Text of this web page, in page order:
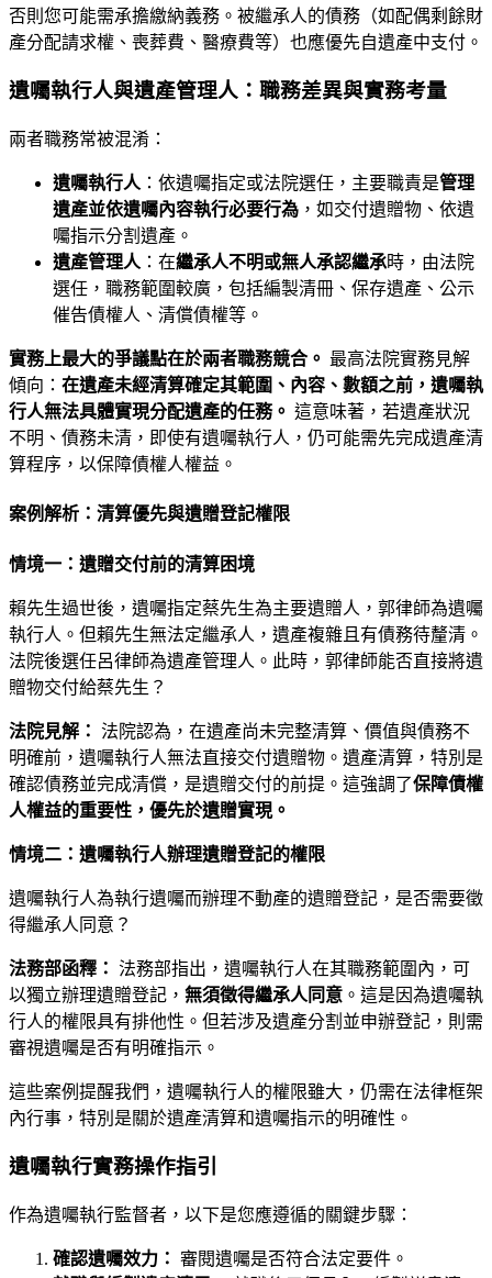
否則您可能需承擔繳納義務。被繼承人的債務（如配偶剩餘財
產分配請求權、喪葬費、醫療費等）也應優先自遺產中支付。
遺囑執行人與遺產管理人：職務差異與實務考量
兩者職務常被混淆：
遺囑執行人 ：依遺囑指定或法院選任，主要職責是管理
遺產並依遺囑內容執行必要行為 ，如交付遺贈物、依遺
囑指示分割遺產。
遺產管理人 ：在繼承人不明或無人承認繼承時，由法院
選任，職務範圍較廣，包括編製清冊、保存遺產、公示
催告債權人、清償債權等。
實務上最大的爭議點在於兩者職務競合。 最高法院實務見解
傾向： 在遺產未經清算確定其範圍、內容、數額之前，遺囑執
行人無法具體實現分配遺產的任務。 這意味著，若遺產狀況
不明、債務未清，即使有遺囑執行人，仍可能需先完成遺產清
算程序，以保障債權人權益。
案例解析：清算優先與遺贈登記權限
情境一：遺贈交付前的清算困境
賴先生過世後，遺囑指定蔡先生為主要遺贈人，郭律師為遺囑
執行人。但賴先生無法定繼承人，遺產複雜且有債務待釐清。
法院後選任呂律師為遺產管理人。此時，郭律師能否直接將遺
贈物交付給蔡先生？
法院見解： 法院認為，在遺產尚未完整清算、價值與債務不
明確前，遺囑執行人無法直接交付遺贈物。遺產清算，特別是
確認債務並完成清償，是遺贈交付的前提。這強調了保障債權
人權益的重要性，優先於遺贈實現。
情境二：遺囑執行人辦理遺贈登記的權限
遺囑執行人為執行遺囑而辦理不動產的遺贈登記，是否需要徵
得繼承人同意？
法務部函釋： 法務部指出，遺囑執行人在其職務範圍內，可
以獨立辦理遺贈登記， 無須徵得繼承人同意 。這是因為遺囑執
行人的權限具有排他性。但若涉及遺產分割並申辦登記，則需
審視遺囑是否有明確指示。
這些案例提醒我們，遺囑執行人的權限雖大，仍需在法律框架
內行事，特別是關於遺產清算和遺囑指示的明確性。
遺囑執行實務操作指引
作為遺囑執行監督者，以下是您應遵循的關鍵步驟：
確認遺囑效力： 審閱遺囑是否符合法定要件。